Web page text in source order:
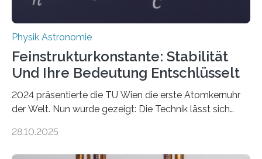
Physik Astronomie
Feinstrukturkonstante: Stabilität
Und Ihre Bedeutung Entschlüsselt
2024 präsentierte die TU Wien die erste Atomkernuhr
der Welt. Nun wurde gezeigt: Die Technik lässt sich
fundamentalen Physik nachzugehen. Thorium-
28.10.2025